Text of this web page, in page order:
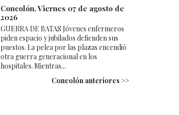
Concolón, Viernes 07 de agosto de
2026
GUERRA DE BATAS Jóvenes enfermeros
piden espacio y jubilados defienden sus
puestos. La pelea por las plazas encendió
otra guerra generacional en los
hospitales. Mientras...
Concolón anteriores >>